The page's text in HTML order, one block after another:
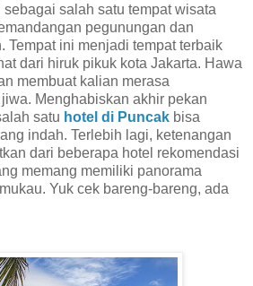
salah satu tempat wisata
pegunungan dan
Tempat ini menjadi tempat terbaik
dari hiruk pikuk kota Jakarta. Hawa
membuat kalian merasa
Menghabiskan akhir pekan
satu hotel di Puncak bisa
indah. Terlebih lagi, ketenangan
dari beberapa hotel rekomendasi
memang memiliki panorama
Yuk cek bareng-bareng, ada